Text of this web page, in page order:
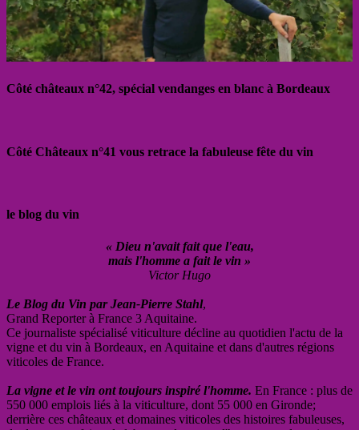
Côté châteaux n°42, spécial vendanges en blanc à Bordeaux
Côté Châteaux n°41 vous retrace la fabuleuse fête du vin
le blog du vin
« Dieu n'avait fait que l'eau,
mais l'homme a fait le vin »
Victor Hugo
Le Blog du Vin par Jean-Pierre Stahl,
Grand Reporter à France 3 Aquitaine.
Ce journaliste spécialisé viticulture décline au quotidien l'actu de la
vigne et du vin à Bordeaux, en Aquitaine et dans d'autres régions
viticoles de France.
La vigne et le vin ont toujours inspiré l'homme. En France : plus de
550 000 emplois liés à la viticulture, dont 55 000 en Gironde;
derrière ces châteaux et domaines viticoles des histoires fabuleuses,